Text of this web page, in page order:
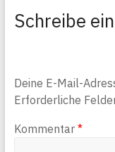
Schreibe
Deine E-Mail-
Erforderliche
Kommentar *